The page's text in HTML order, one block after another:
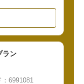
ラン
6991081